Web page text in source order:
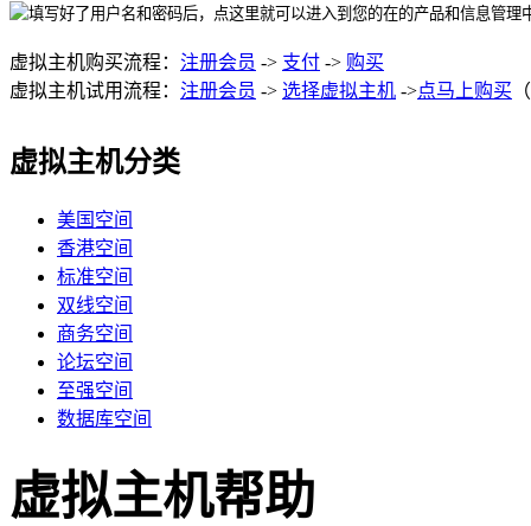
虚拟主机购买流程： 注册会员 -> 支付 -> 购买
虚拟主机试用流程： 注册会员 -> 选择虚拟主机 ->点马上购买
虚拟主机分类
美国空间
香港空间
标准空间
双线空间
商务空间
论坛空间
至强空间
数据库空间
虚拟主机帮助